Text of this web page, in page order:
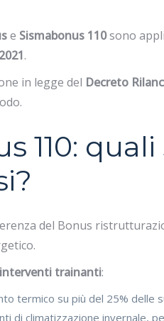
e Sismabonus 110sono
.
in legge del Decreto
110:
del Bonus
interventi trainanti:
termico su più del 25% delle
di climatizzazione invernale,